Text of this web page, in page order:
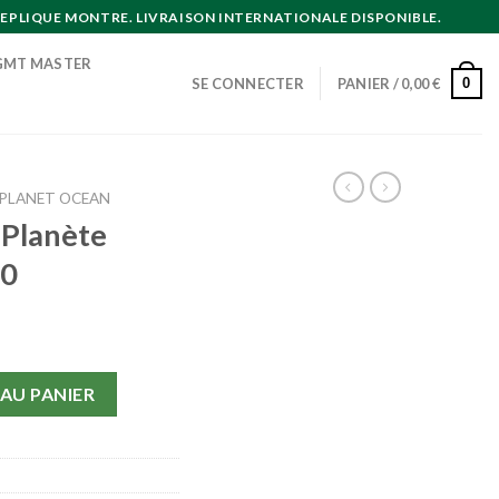
MONTRE. LIVRAISON INTERNATIONALE DISPONIBLE.
MASTER
SE CONNECTER PANIER /0,00€ 0
PLANET OCEAN
PANIER